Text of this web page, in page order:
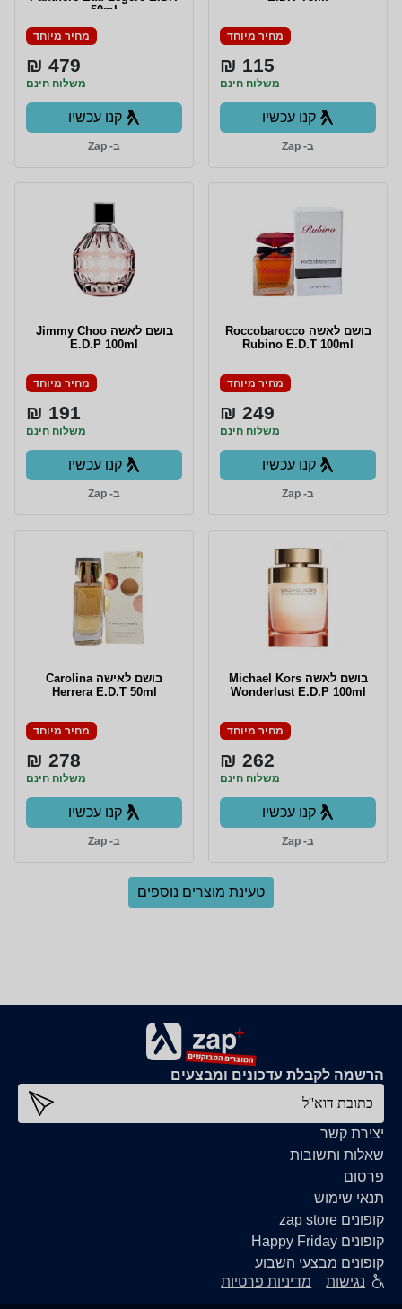
מחיר מיוחד
115 ₪
משלוח חינם
קנו עכשיו
ב- Zap
50ml
מחיר מיוחד
479 ₪
משלוח חינם
קנו עכשיו
ב- Zap
בושם לאשה Roccobarocco
Rubino E.D.T 100ml
מחיר מיוחד
249 ₪
משלוח חינם
קנו עכשיו
ב- Zap
בושם לאשה Jimmy Choo
E.D.P 100ml
מחיר מיוחד
191 ₪
משלוח חינם
קנו עכשיו
ב- Zap
בושם לאשה Michael Kors
Wonderlust E.D.P 100ml
מחיר מיוחד
262 ₪
משלוח חינם
קנו עכשיו
ב- Zap
בושם לאישה Carolina
Herrera E.D.T 50ml
מחיר מיוחד
278 ₪
משלוח חינם
קנו עכשיו
ב- Zap
טעינת מוצרים נוספים
יצירת קשר
שאלות ותשובות
פרסום
תנאי שימוש
קופונים zap store
קופונים Happy Friday
קופונים מבצעי השבוע
הרשמה לקבלת עדכונים ומבצעים
כתובת דוא''ל
נגישות מדיניות פרטיות